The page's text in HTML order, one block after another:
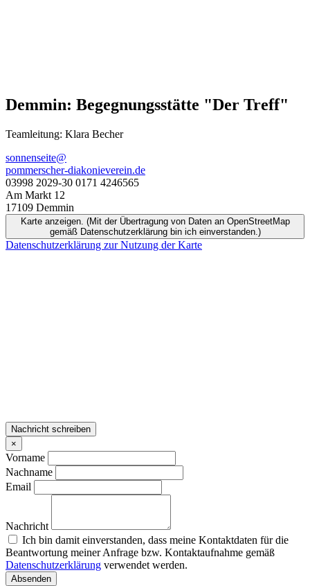
Demmin: Begegnungsstätte "Der Treff"
Teamleitung: Klara Becher
sonnenseite@
pommerscher-diakonieverein.de
03998 2029-30 0171 4246565
Am Markt 12
17109 Demmin
Karte anzeigen. (Mit der Übertragung von Daten an OpenStreetMap
gemäß Datenschutzerklärung bin ich einverstanden.)
Datenschutzerklärung zur Nutzung der Karte
Nachricht schreiben
×
Vorname
Nachname
Email
Nachricht
Ich bin damit einverstanden, dass meine Kontaktdaten für die
Beantwortung meiner Anfrage bzw. Kontaktaufnahme gemäß
Datenschutzerklärung verwendet werden.
Absenden